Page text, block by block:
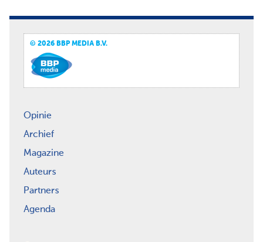
© 2026 BBP MEDIA B.V.
Opinie
Archief
Magazine
Auteurs
Partners
Agenda